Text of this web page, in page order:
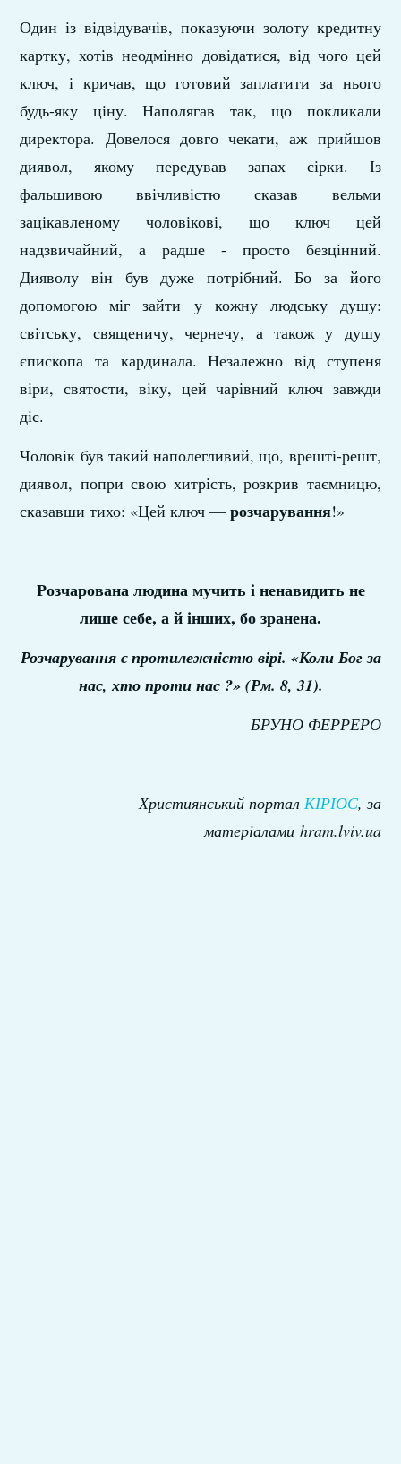
Один із відвідувачів, показуючи золоту кредитну
картку, хотів неодмінно довідатися, від чого цей
ключ, і кричав, що готовий заплатити за нього
будь-яку ціну. Наполягав так, що покликали
директора. Довелося довго чекати, аж прийшов
диявол, якому передував запах сірки. Із
фальшивою ввічливістю сказав вельми
зацікавленому чоловікові, що ключ цей
надзвичайний, а радше - просто безцінний.
Дияволу він був дуже потрібний. Бо за його
допомогою міг зайти у кожну людську душу:
світську, священичу, чернечу, а також у душу
єпископа та кардинала. Незалежно від ступеня
віри, святости, віку, цей чарівний ключ завжди
діє.
Чоловік був такий наполегливий, що, врешті-решт,
диявол, попри свою хитрість, розкрив таємницю,
сказавши тихо: «Цей ключ —розчарування!»
Розчарована людина мучить і ненавидить не
лише себе, а й інших, бо зранена.
Розчарування є протилежністю вірі. «Коли Бог за
нас, хто проти нас ?» (Рм. 8, 31).
БРУНО ФЕРРЕРО
Християнський порталКІРІОС, за
матеріалами hram.lviv.ua